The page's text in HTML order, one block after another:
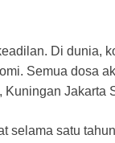
Di dunia,
Semua dosa
Jakarta
selama satu